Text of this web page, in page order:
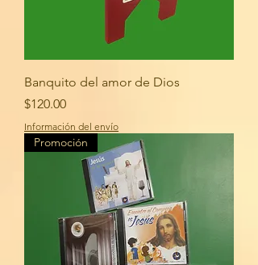
Banquito del amor de Dios
Precio
$120.00
Información del envío
Promoción